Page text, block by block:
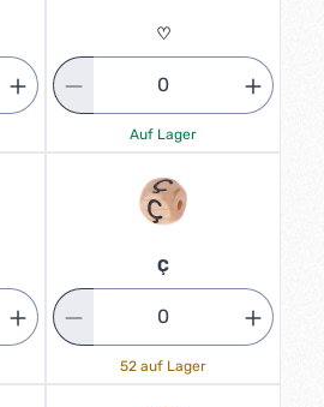
♡
Auf Lager
Ç
52 auf Lager